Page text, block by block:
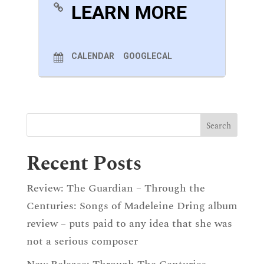
Erster Verlust, D 226
Jägers Abendlied, D 368
An Schwager Kronos, D 369
An Den Mond, D 259
Willkommen Und Abschied, D 767
LEARN MORE
CALENDAR GOOGLECAL
Recent Posts
Review: The Guardian – Through the
Centuries: Songs of Madeleine Dring album
review – puts paid to any idea that she was
not a serious composer